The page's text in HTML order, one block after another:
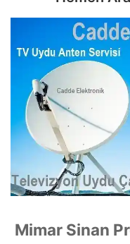
Mimar Sinan